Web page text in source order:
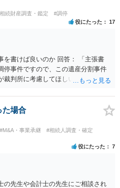
続財産調査・鑑定 #調停
役にたった 17
を書けば良いのか 回答： 「主張書
停事件ですので、この遺産分割事件
裁判所に考慮してほしいと思う、亡
や考慮してほしい事情に関連して
主張書面とは別で提出できます。も
うな資料がある場合、「非開示の希
ことも考えられます。 ご質問：書
事 回答： お姉さんが申立書の「申
遺産の分け方に対して意見があれ
次に「申立ての理由」のところに、
、あかささんと話合いが出来ない／
あかささん・お姉さん間の事情やい
た場合
#M&A・事業承継
#相続人調査・確定
役にたった 7
の先生や会計士の先生にご相談され